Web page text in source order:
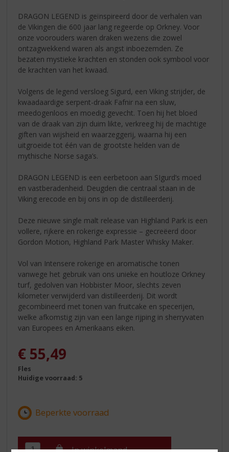
DRAGON LEGEND is geïnspireerd door de verhalen van
de Vikingen die 600 jaar lang regeerde op Orkney. Voor
onze voorouders waren draken wezens die zowel
ontzagwekkend waren als angst inboezemden. Ze
bezaten mystieke krachten en stonden ook symbool voor
de krachten van het kwaad.
Volgens de legend versloeg Sigurd, een Viking strijder, de
kwaadaardige serpent-draak Fafnir na een sluw,
meedogenloos en moedig gevecht. Toen hij het bloed
van de draak van zijn duim likte, verkreeg hij de machtige
giften van wijsheid en waarzeggerij, waarna hij een
uitgroeide tot één van de grootste helden van de
mythische Norse saga’s.
DRAGON LEGEND is een eerbetoon aan SIgurd’s moed
en vastberadenheid. Deugden die centraal staan in de
Viking erecode en bij ons in op de distilleerderij.
Deze nieuwe single malt release van Highland Park is een
vollere, rijkere en rokerige expressie – gecreëerd door
Gordon Motion, Highland Park Master Whisky Maker.
Vol van Intensere rokerige en aromatische tonen
vanwege het gebruik van ons unieke en houtloze Orkney
turf, gedolven van Hobbister Moor, slechts zeven
kilometer verwijderd van distilleerderij. Dit wordt
gecombineerd met tonen van fruitcake en specerijen,
welke afkomstig zijn van een lange rijping in sherryvaten
van Europees en Amerikaans eiken.
€ 55,49
Fles
Huidige voorraad: 5